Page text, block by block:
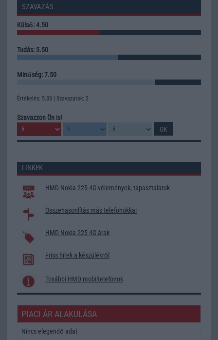
SZAVAZÁS
Külső: 4.50
Tudás: 5.50
Minőség: 7.50
Értékelés: 5.83 | Szavazatok: 2
Szavazzon Ön is!
LINKEK
HMD Nokia 225 4G vélemények, tapasztalatok
Összehasonlítás más telefonokkal
HMD Nokia 225 4G árak
Friss hírek a készülékről
További HMD mobiltelefonok
PIACI ÁR ALAKULÁSA
Nincs elegendő adat